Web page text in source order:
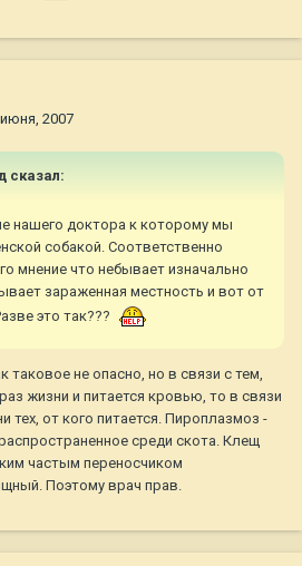
2007
сказал:
нашего доктора к которому мы
собакой. Соответственно
мнение что небывает изначально
зараженная местность и вот от
это так???
таковое не опасно, но в связи с тем,
жизни и питается кровью, то в связи
тех, от кого питается. Пироплазмоз -
среди скота. Клещ
частым переносчиком
Поэтому врач прав.